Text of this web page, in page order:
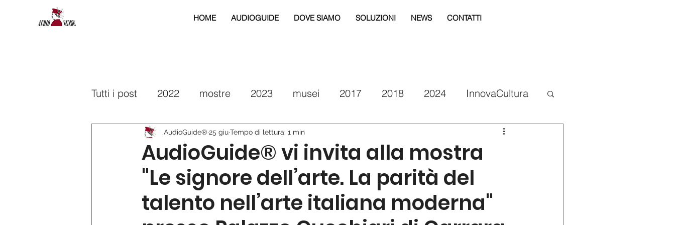
HOME AUDIOGUIDE DOVE SIAMO SOLUZIONI NEWS CONTATTI
Tutti i post 2022 mostre 2023 musei 2017 2018 2024 InnovaCultura
2026 interreg 2019 2020
AudioGuide® vi invita alla mostra
"Le signore dell’arte. La parità del
talento nell’arte italiana moderna"
AudioGuide® 25 giuTempo di lettura: 1 min